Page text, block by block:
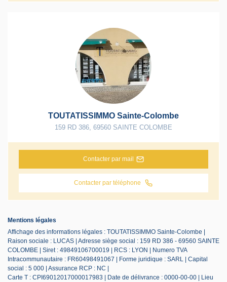
TOUTATISSIMMO Sainte-Colombe
159 RD 386 69560 SAINTE COLOMBE
Contacter par mail
Contacter par téléphone
Mentions légales
Affichage des informations légales : TOUTATISSIMMO Sainte-Colombe |
Raison sociale : LUCAS | Adresse siège social : 159 RD 386 - 69560 SAINTE
COLOMBE | Siret : 49849106700019 | RCS : LYON | Numero TVA
Intracommunautaire : FR60498491067 | Forme juridique : SARL | Capital
social : 5 000 | Assurance RCP : NC |
Carte T : CPI69012017000017983 | Date de délivrance : 0000-00-00 | Lieu